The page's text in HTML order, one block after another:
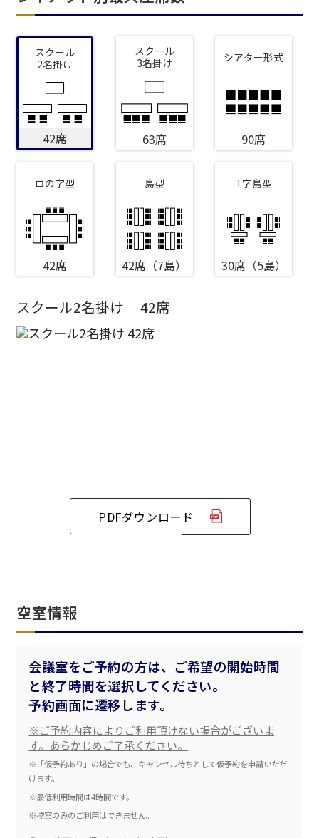
スクール
2名掛け
42席
スクール
3名掛け
63席
シアター形式
90席
ロの字型
42席
島型
42席（7島）
T字島型
30席（5島）
スクール2名掛け 42席
PDFダウンロード
空室情報
会議室をご予約の方は、ご希望の開始時間
と終了時間を選択してください。
予約画面に遷移します。
※ご予約内容によりご利用頂けない場合がございま
す。あらかじめご了承ください。
※「仮予約あり」の場合でも、キャンセル待ちとして仮予約を申請いただ
けます。
※最低利用時間は4時間です。
※控室のみのご利用はできません。
ベルサール西新宿
ベルサール高田馬場
ベルサール神田
ベルサール半蔵門
ベルサール飯田橋駅前
ベルサール飯田橋ファースト
渋谷エリア
ベルサール六本木グランドコンファレンスセンター
ベルサール六本木
ベルサール芝公園
ベルサール東京汐留コンファレンスセンター
ベルサール三田ガーデン
東京ガーデンシアター
ベルサール有明コンファレンスセンター
ベルサール羽田空港
日時
日付／開始・終了時間から選ぶ
時間単位で選ぶ
人数／レイアウト※複数選択可能